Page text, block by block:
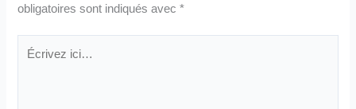
obligatoires sont indiqués avec*
Écrivez